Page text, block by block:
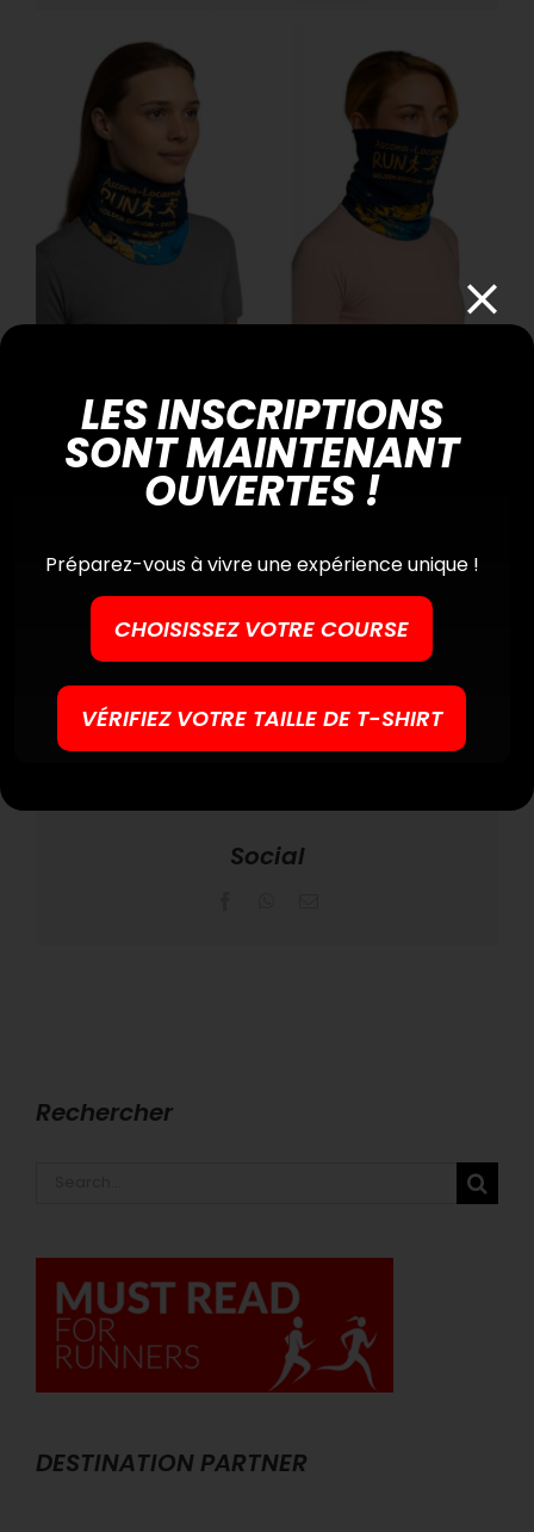
mercredi, 24 septembre 2025
Social
Rechercher
DESTINATION PARTNER
LES INSCRIPTIONS
SONT MAINTENANT
OUVERTES !
Préparez-vous à vivre une expérience unique !
CHOISISSEZ VOTRE COURSE
VÉRIFIEZ VOTRE TAILLE DE T-SHIRT